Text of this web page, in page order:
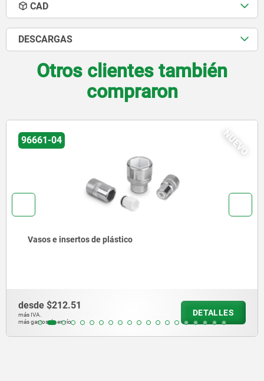
CAD
DESCARGAS
Otros clientes también
compraron
NUEVO
22250-05
Piñones dobles de 3/4" x 7/16" DIN ISO 606, listos para
desde $993.90
más IVA.
más gastos de envío
DETALLES